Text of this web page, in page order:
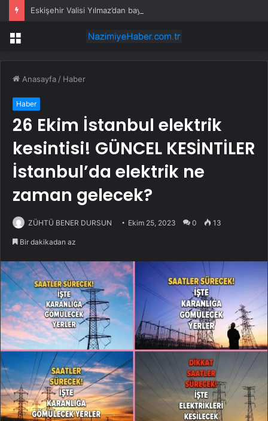
Menü
Anasayfa / Haber
Haber
26 Ekim İstanbul elektrik
kesintisi! GÜNCEL KESİNTİLER
İstanbul’da elektrik ne
zaman gelecek?
ZÜHTÜ BENER DURSUN Ekim 25, 2023 0 13
Bir dakikadan az